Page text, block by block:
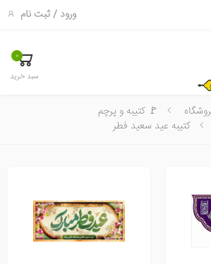
ورود /ثبت نام
0
سبد خرید
🚩 کتیبه و پرچم
کتیبه عید سعید فطر